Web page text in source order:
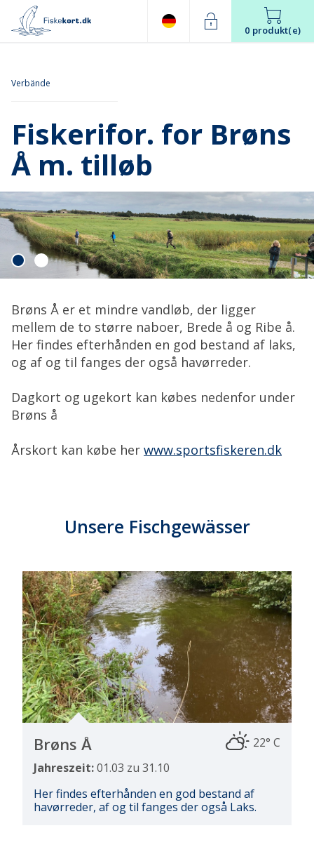
0 produkt(e)
Verbände
Fiskerifor. for Brøns
Å m. tilløb
Brøns Å er et mindre vandløb, der ligger
mellem de to større naboer, Brede å og Ribe å.
Her findes efterhånden en god bestand af laks,
og af og til fanges der også havørreder.
Dagkort og ugekort kan købes nedenfor under
Brøns å
Årskort kan købe her www.sportsfiskeren.dk
Unsere Fischgewässer
Brøns Å
22° C
Jahreszeit:01.03 zu 31.10
Her findes efterhånden en god bestand af
havørreder, af og til fanges der også Laks.